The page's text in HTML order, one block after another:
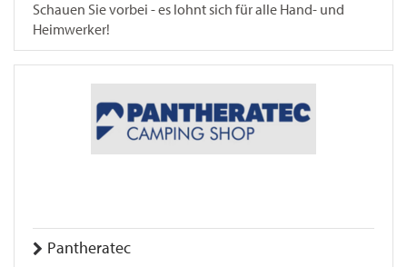
Schauen Sie vorbei - es lohnt sich für alle Hand- und
Heimwerker!
Pantheratec